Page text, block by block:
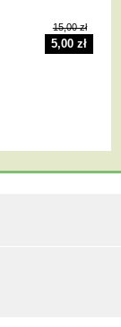
15,00 zł
5,00 zł